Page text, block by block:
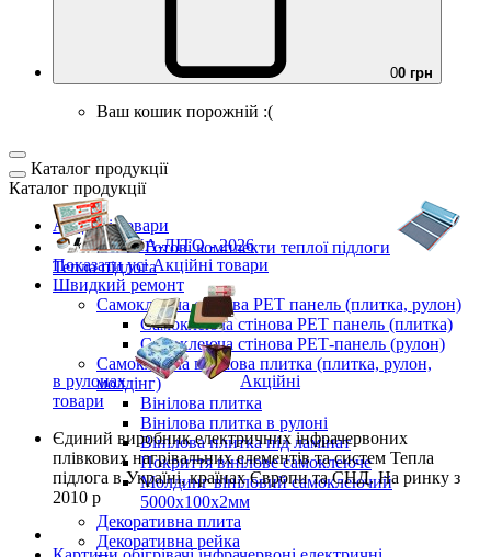
00 грн
Ваш кошик порожній :(
Каталог продукції
Каталог продукції
Акційні товари
ВЕСНА-ЛІТО - 2026
Показати усі Акційні товари
Швидкий ремонт
Самоклеюча стінова PET панель (плитка, рулон)
Самоклеюча стінова PET панель (плитка)
Самоклеюча стінова РЕТ-панель (рулон)
Самоклеюча вінілова плитка (плитка, рулон,
молдінг)
Вінілова плитка
Вінілова плитка в рулоні
Вінілова плитка під ламінат
Покриття вінілове самоклеюче
Молдинг вініловий самоклеючий
5000х100х2мм
Декоративна плита
Декоративна рейка
Готові комплекти теплої підлоги
Тепла підлога
в рулонах
Акційні
товари
Єдиний виробникелектричних інфрачервоних
плівкових нагрівальних елементів та систем Тепла
підлога в Україні, країнах Європи та СНД.На ринку з
2010 р